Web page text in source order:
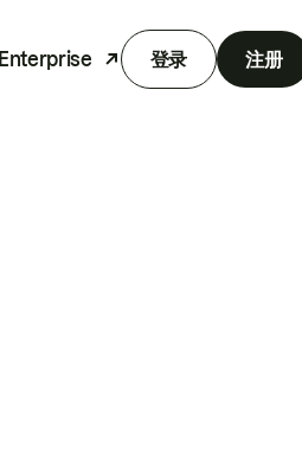
Enterprise 登录 注册